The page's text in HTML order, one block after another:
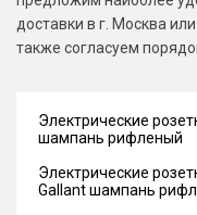
доставки в г. Москва
также согласуем
Электрические
шампань рифленый
Электрические
Gallant шампань